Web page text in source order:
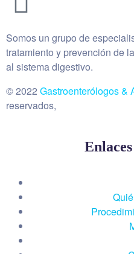
Somos un grupo de
tratamiento y prevención de
al sistema digestivo.
© 2022 Gastroenterólogos &
reservados,